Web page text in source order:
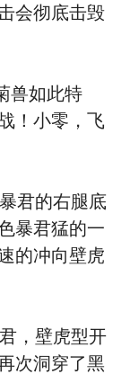
会彻底击毁
如此特
！小零，飞
君的右腿底
暴君猛的一
的冲向壁虎
，壁虎型开
次洞穿了黑